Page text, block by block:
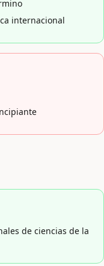
internacional
de ciencias de la